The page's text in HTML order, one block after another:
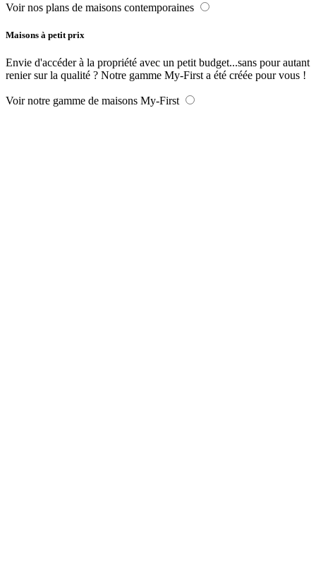
Voir nos plans de maisons contemporaines
Maisons à petit prix
Envie d'accéder à la propriété avec un petit budget...sans pour autant
renier sur la qualité ? Notre gamme My-First a été créée pour vous !
Voir notre gamme de maisons My-First